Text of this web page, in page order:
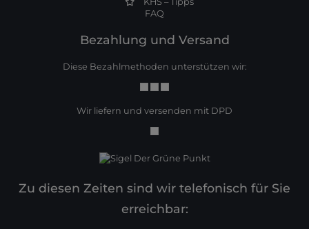
FAQ
Bezahlung und Versand
Diese Bezahlmethoden unterstützen wir:
Wir liefern und versenden mit DPD
Zu diesen Zeiten sind wir telefonisch für Sie
erreichbar: